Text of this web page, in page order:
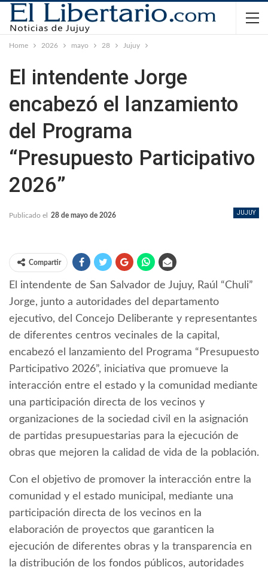
Home 2026 mayo 28 Jujuy
El intendente Jorge
encabezó el lanzamiento
del Programa
“Presupuesto Participativo
2026”
JUJUY
Publicado el 28 de mayo de 2026
Compartir
El intendente de San Salvador de Jujuy, Raúl “Chuli”
Jorge, junto a autoridades del departamento
ejecutivo, del Concejo Deliberante y representantes
de diferentes centros vecinales de la capital,
encabezó el lanzamiento del Programa “Presupuesto
Participativo 2026”, iniciativa que promueve la
interacción entre el estado y la comunidad mediante
una participación directa de los vecinos y
organizaciones de la sociedad civil en la asignación
de partidas presupuestarias para la ejecución de
obras que mejoren la calidad de vida de la población.
Con el objetivo de promover la interacción entre la
comunidad y el estado municipal, mediante una
participación directa de los vecinos en la
elaboración de proyectos que garanticen la
ejecución de diferentes obras y la transparencia en
la distribución de los fondos públicos, autoridades